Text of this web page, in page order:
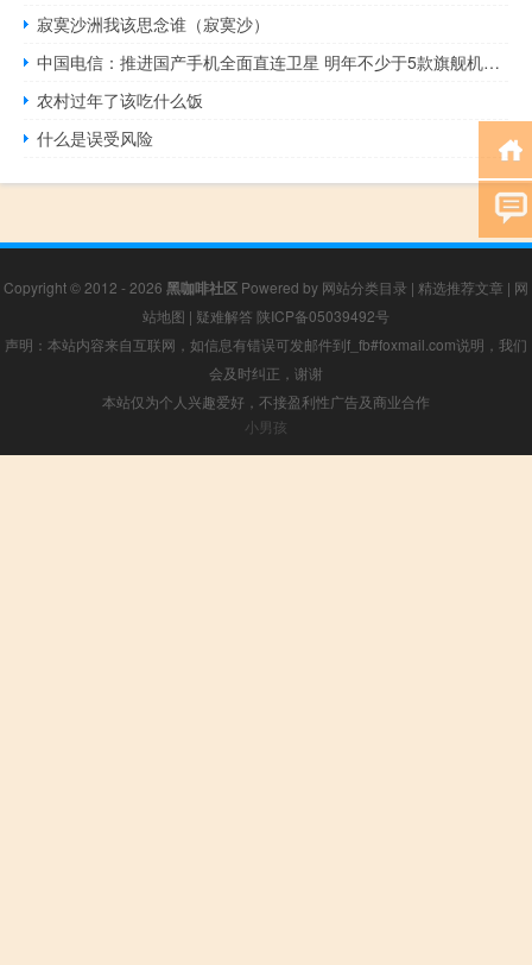
寂寞沙洲我该思念谁（寂寞沙）
中国电信：推进国产手机全面直连卫星 明年不少于5款旗舰机上市！
农村过年了该吃什么饭
什么是误受风险
Copyright © 2012 - 2026 黑咖啡社区 Powered by 网站分类目录 | 精选推荐文章 | 网
站地图 | 疑难解答 陕ICP备05039492号
声明：本站内容来自互联网，如信息有错误可发邮件到f_fb#foxmail.com说明，我们
会及时纠正，谢谢
本站仅为个人兴趣爱好，不接盈利性广告及商业合作
小男孩